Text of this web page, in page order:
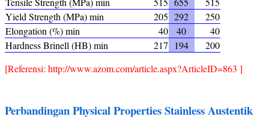
Yield Strength (MPa) min
205 292
250
Elongation (%) min
40 40
40
Hardness Brinell (HB) min
217 194
200
[Referensi: http://www.azom.com/article.aspx?ArticleID=863 ]
Perbandingan Physical Properties Stainless Austentik